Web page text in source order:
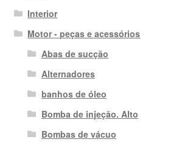
Interior
Motor - peças e acessórios
Abas de sucção
Alternadores
banhos de óleo
Bomba de injeção. Alto
Bombas de vácuo